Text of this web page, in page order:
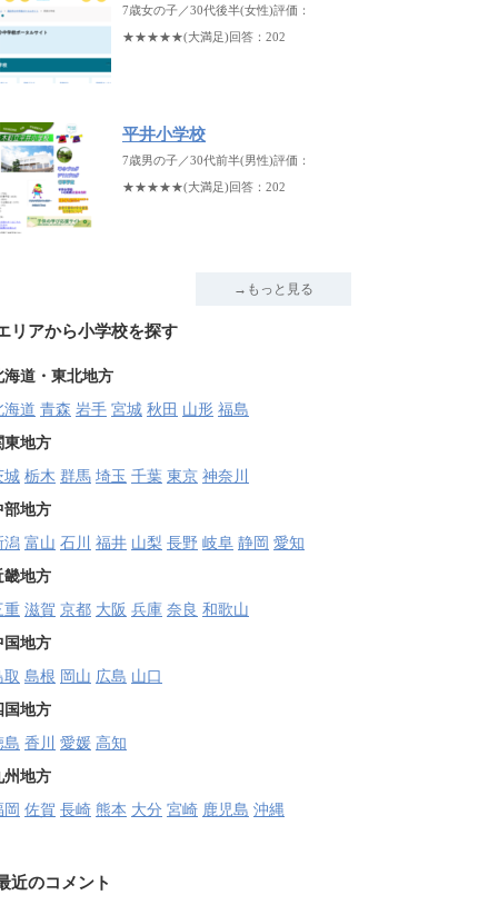
7歳女の子／30代後半(女性)評価：
★★★★★(大満足)回答：202
平井小学校
7歳男の子／30代前半(男性)評価：
★★★★★(大満足)回答：202
→もっと見る
リアから小学校を探す
海道・東北地方
海道 青森 岩手 宮城 秋田 山形 福島
東地方
城 栃木 群馬 埼玉 千葉 東京 神奈川
部地方
潟 富山 石川 福井 山梨 長野 岐阜 静岡 愛知
畿地方
重 滋賀 京都 大阪 兵庫 奈良 和歌山
国地方
取 島根 岡山 広島 山口
国地方
島 香川 愛媛 高知
州地方
岡 佐賀 長崎 熊本 大分 宮崎 鹿児島 沖縄
近のコメント